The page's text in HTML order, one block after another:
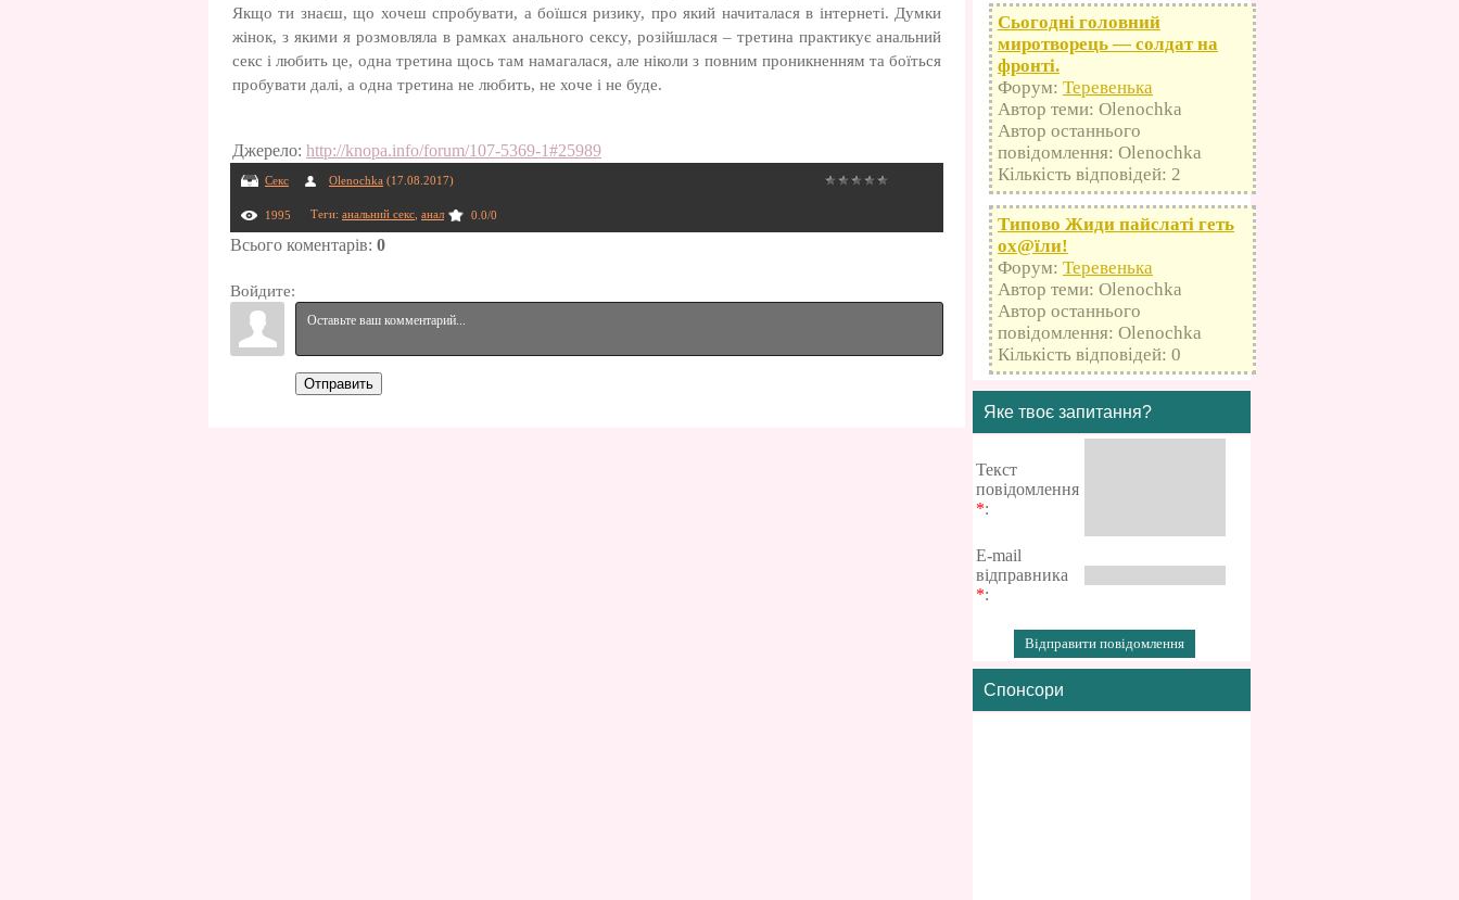
Якщо ти знаєш, що хочеш спробувати, а боїшся ризику, про який начиталася в інтернеті. Думки
жінок, з якими я розмовляла в рамках анального сексу, розійшлася – третина практикує анальний
секс і любить це, одна третина щось там намагалася, але ніколи з повним проникненням та боїться
пробувати далі, а одна третина не любить, не хоче і не буде.
Джерело: http://knopa.info/forum/107-5369-1#25989
Секс Olenochka (17.08.2017)
1995 Теги: анальний секс анал 0.0/0
Всього коментарів: 0
Войдите:
Отправить
Сьогодні головний
миротворець — солдат на
фронті.
Форум: Теревенька
Автор теми: Olenochka
Автор останнього
повідомлення: Olenochka
Кількість відповідей: 2
Типово Жиди пайслаті геть
оx@їли!
Форум: Теревенька
Автор теми: Olenochka
Автор останнього
повідомлення: Olenochka
Кількість відповідей: 0
Яке твоє запитання?
Текст
повідомлення
*:
E-mail
відправника
*:
Спонсори